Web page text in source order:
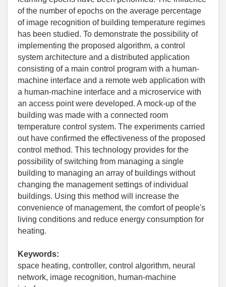
of the number of epochs on the average percentage
of image recognition of building temperature regimes
has been studied. To demonstrate the possibility of
implementing the proposed algorithm, a control
system architecture and a distributed application
consisting of a main control program with a human-
machine interface and a remote web application with
a human-machine interface and a microservice with
an access point were developed. A mock-up of the
building was made with a connected room
temperature control system. The experiments carried
out have confirmed the effectiveness of the proposed
control method. This technology provides for the
possibility of switching from managing a single
building to managing an array of buildings without
changing the management settings of individual
buildings. Using this method will increase the
convenience of management, the comfort of people's
living conditions and reduce energy consumption for
heating.
Keywords:
space heating, controller, control algorithm, neural
network, image recognition, human-machine